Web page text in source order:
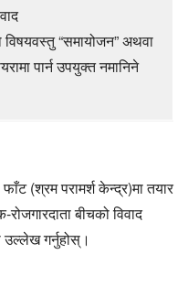
“समायोजन” अथवा
पार्न उपयुक्त नमानिने
(श्रम परामर्श केन्द्र)मा तयार
बीचको विवाद
उल्लेख गर्नुहोस्।